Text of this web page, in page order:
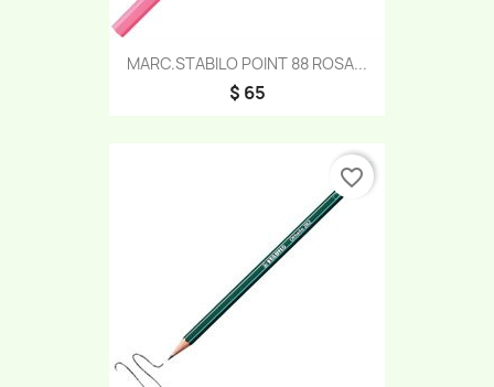
MARC.STABILO POINT 88 ROSA...
$ 65
favorite_border